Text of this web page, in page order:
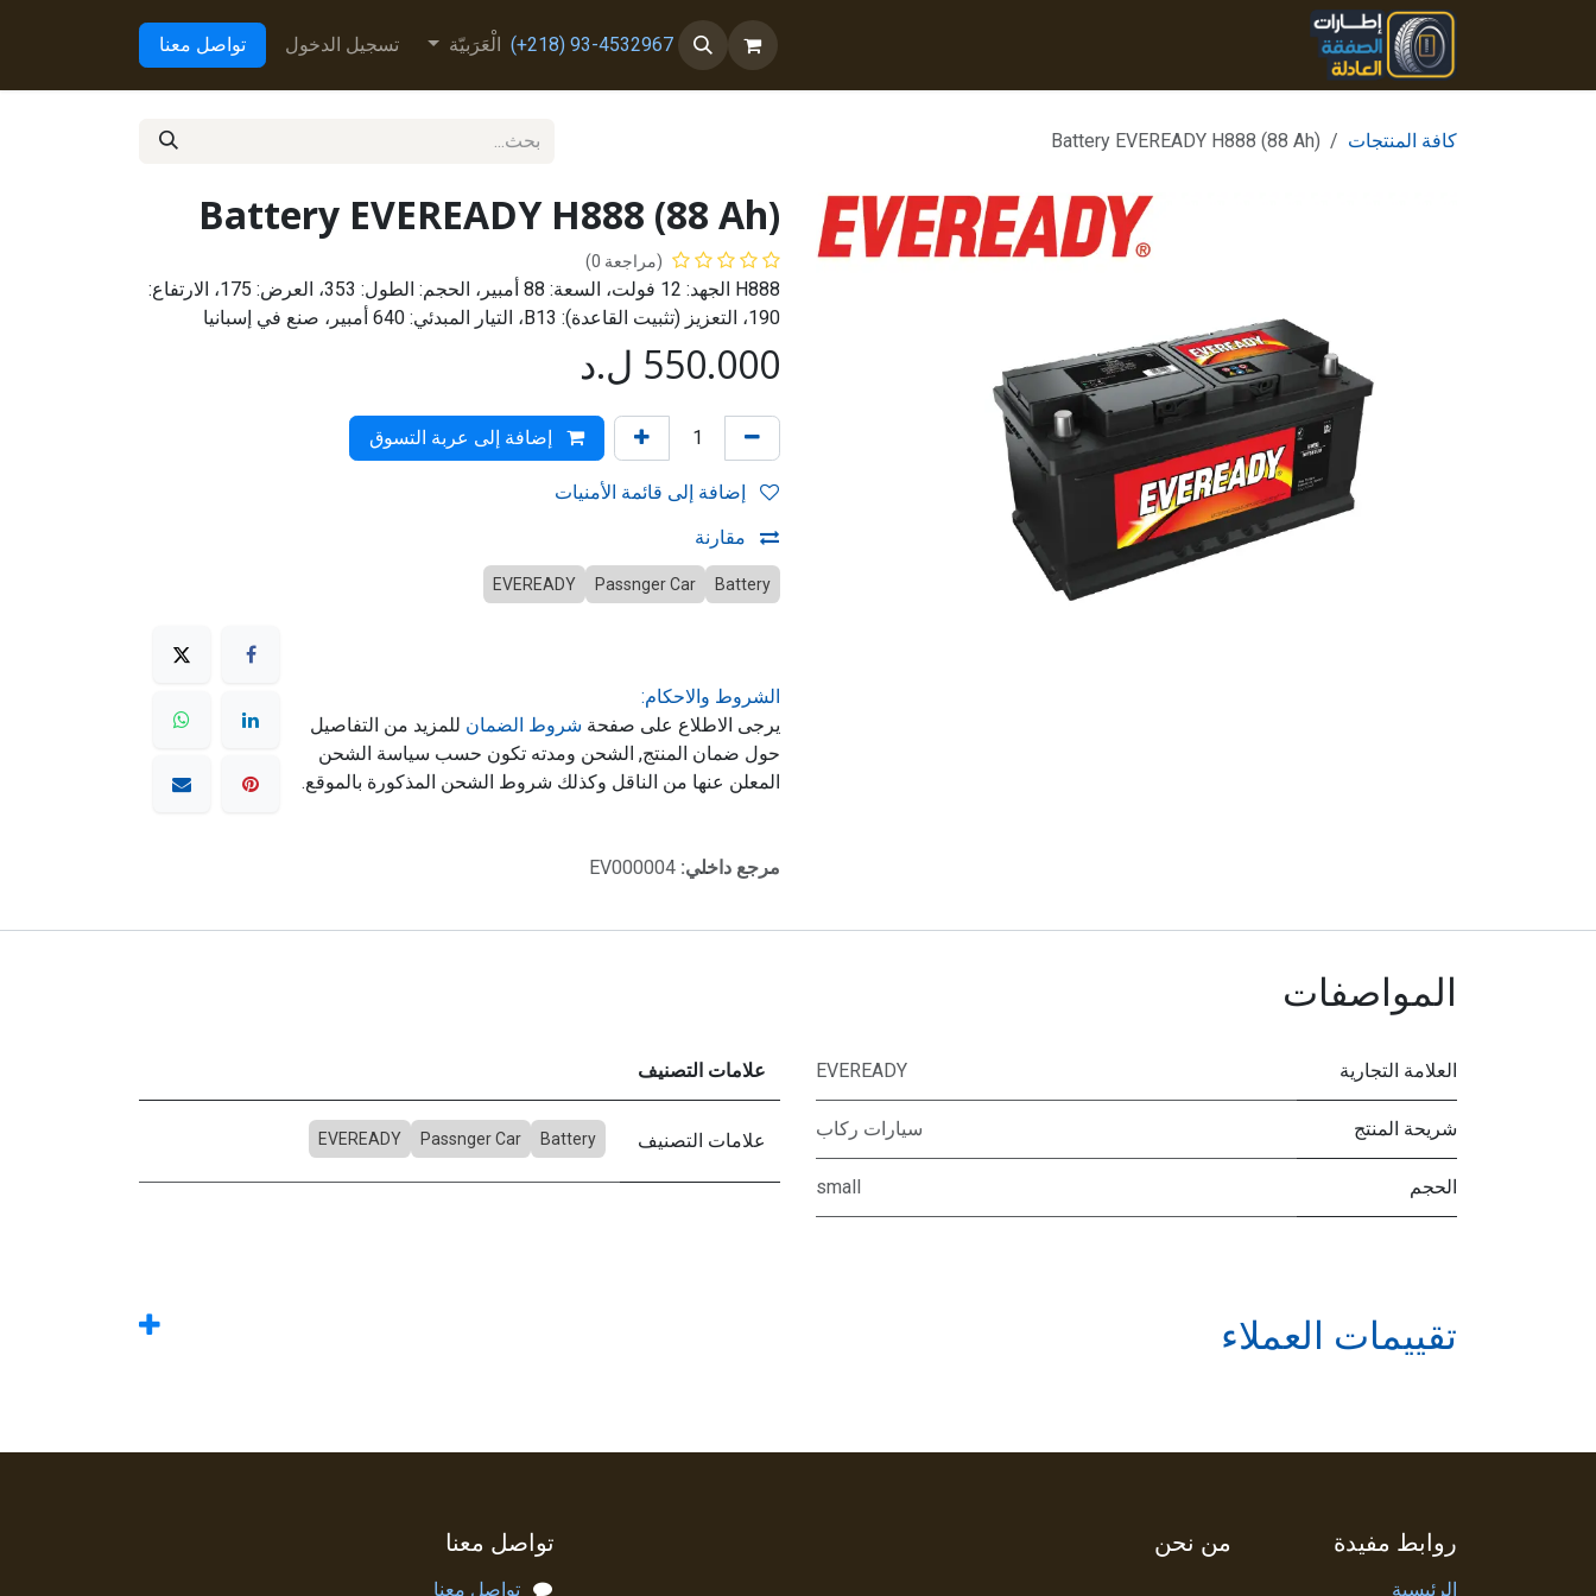
تخطي للذهاب إلى المحتوى
93-4532967 (218+) الْعَرَبيّة تسجيل الدخول تواصل معنا
كافة المنتجات Battery EVEREADY H888 (88 Ah)
Battery EVEREADY H888 (88 Ah)
(مراجعة 0)
H888 الجهد: 12 فولت، السعة: 88 أمبير، الحجم: الطول: 353، العرض: 175، الارتفاع:
190، التعزيز (تثبيت القاعدة): B13، التيار المبدئي: 640 أمبير، صنع في إسبانيا
550.000 ل.د
إضافة إلى عربة التسوق
مقارنة
Battery
Passnger Car
EVEREADY
الشروط والاحكام:
يرجى الاطلاع على صفحة شروط الضمان للمزيد من التفاصيل
حول ضمان المنتج, الشحن ومدته تكون حسب سياسة الشحن
المعلن عنها من الناقل وكذلك شروط الشحن المذكورة بالموقع.
مرجع داخلي: EV000004
المواصفات
العلامة التجارية EVEREADY
شريحة المنتج سيارات ركاب
الحجم small
علامات التصنيف
علامات التصنيف Battery
Passnger Car
EVEREADY
تقييمات العملاء
روابط مفيدة
الرئيسية
من نحن تواصل معنا
تواصل معنا